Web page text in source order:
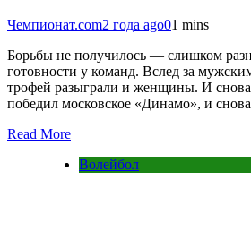
Чемпионат.com2 года ago01 mins
Борьбы не получилось — слишком
готовности у команд. Вслед за
трофей разыграли и женщины. И снова
победил московское «Динамо», и
Read More
Волейбол